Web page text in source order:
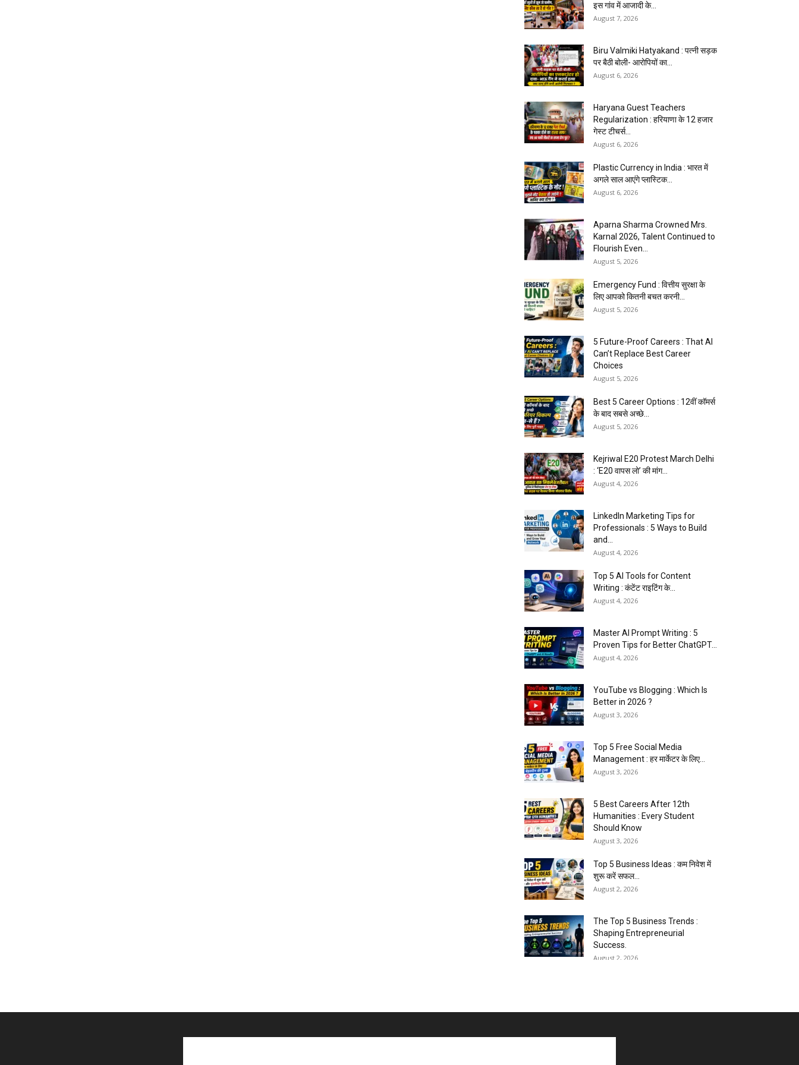
इस गांव में आजादी के...
August 7, 2026
Biru Valmiki Hatyakand : पत्नी सड़क
पर बैठी बोली- आरोपियों का...
August 6, 2026
Haryana Guest Teachers
Regularization : हरियाणा के 12 हजार
गेस्ट टीचर्स...
August 6, 2026
Plastic Currency in India : भारत में
अगले साल आएंगे प्लास्टिक...
August 6, 2026
Aparna Sharma Crowned Mrs.
Karnal 2026, Talent Continued to
Flourish Even...
August 5, 2026
Emergency Fund : वित्तीय सुरक्षा के
लिए आपको कितनी बचत करनी...
August 5, 2026
5 Future-Proof Careers : That AI
Can’t Replace Best Career
Choices
August 5, 2026
Best 5 Career Options : 12वीं कॉमर्स
के बाद सबसे अच्छे...
August 5, 2026
Kejriwal E20 Protest March Delhi
: ‘E20 वापस लो’ की मांग...
August 4, 2026
LinkedIn Marketing Tips for
Professionals : 5 Ways to Build
and...
August 4, 2026
Top 5 AI Tools for Content
Writing : कंटेंट राइटिंग के...
August 4, 2026
Master AI Prompt Writing : 5
Proven Tips for Better ChatGPT...
August 4, 2026
YouTube vs Blogging : Which Is
Better in 2026 ?
August 3, 2026
Top 5 Free Social Media
Management : हर मार्केटर के लिए...
August 3, 2026
5 Best Careers After 12th
Humanities : Every Student
Should Know
August 3, 2026
Top 5 Business Ideas : कम निवेश में
शुरू करें सफल...
August 2, 2026
The Top 5 Business Trends :
Shaping Entrepreneurial
Success.
August 2, 2026
Top 5 Programming Languages :